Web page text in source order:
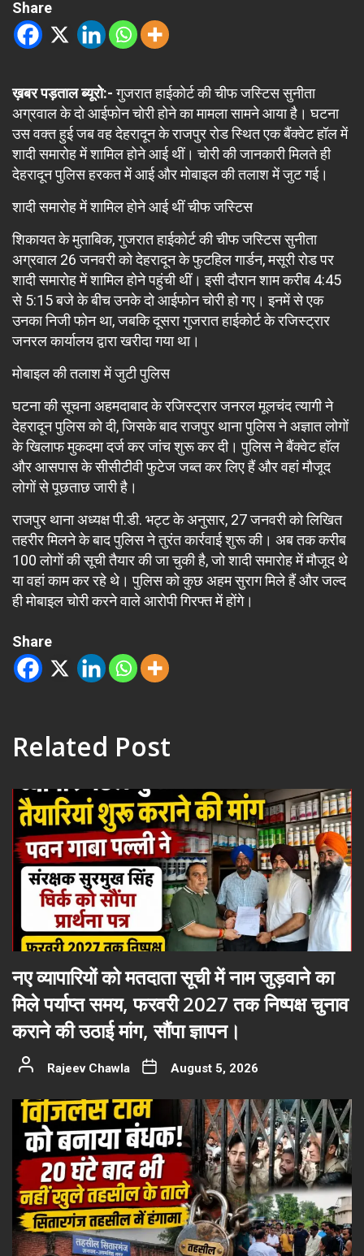
Share
ख़बर पड़ताल ब्यूरो:-गुजरात हाईकोर्ट की चीफ जस्टिस सुनीता
अग्रवाल के दो आईफोन चोरी होने का मामला सामने आया है। घटना
उस वक्त हुई जब वह देहरादून के राजपुर रोड स्थित एक बैंक्वेट हॉल में
शादी समारोह में शामिल होने आई थीं। चोरी की जानकारी मिलते ही
देहरादून पुलिस हरकत में आई और मोबाइल की तलाश में जुट गई।
शादी समारोह में शामिल होने आई थीं चीफ जस्टिस
शिकायत के मुताबिक, गुजरात हाईकोर्ट की चीफ जस्टिस सुनीता
अग्रवाल 26 जनवरी को देहरादून के फुटहिल गार्डन, मसूरी रोड पर
शादी समारोह में शामिल होने पहुंची थीं। इसी दौरान शाम करीब 4:45
से 5:15 बजे के बीच उनके दो आईफोन चोरी हो गए। इनमें से एक
उनका निजी फोन था, जबकि दूसरा गुजरात हाईकोर्ट के रजिस्ट्रार
जनरल कार्यालय द्वारा खरीदा गया था।
मोबाइल की तलाश में जुटी पुलिस
घटना की सूचना अहमदाबाद के रजिस्ट्रार जनरल मूलचंद त्यागी ने
देहरादून पुलिस को दी, जिसके बाद राजपुर थाना पुलिस ने अज्ञात लोगों
के खिलाफ मुकदमा दर्ज कर जांच शुरू कर दी। पुलिस ने बैंक्वेट हॉल
और आसपास के सीसीटीवी फुटेज जब्त कर लिए हैं और वहां मौजूद
लोगों से पूछताछ जारी है।
राजपुर थाना अध्यक्ष पी.डी. भट्ट के अनुसार, 27 जनवरी को लिखित
तहरीर मिलने के बाद पुलिस ने तुरंत कार्रवाई शुरू की। अब तक करीब
100 लोगों की सूची तैयार की जा चुकी है, जो शादी समारोह में मौजूद थे
या वहां काम कर रहे थे। पुलिस को कुछ अहम सुराग मिले हैं और जल्द
ही मोबाइल चोरी करने वाले आरोपी गिरफ्त में होंगे।
Share
Related Post
नए व्यापारियों को मतदाता सूची में नाम जुड़वाने का
मिले पर्याप्त समय, फरवरी 2027 तक निष्पक्ष चुनाव
कराने की उठाई मांग, सौंपा ज्ञापन।
Rajeev Chawla August 5, 2026